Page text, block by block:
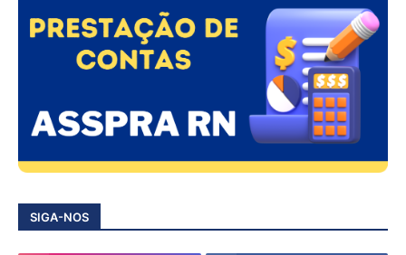
SIGA-NOS